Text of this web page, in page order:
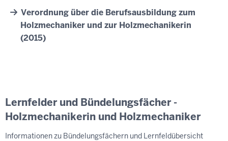
Verordnung über die Berufsausbildung zum
Holzmechaniker und zur Holzmechanikerin
(2015)
Lernfelder und Bündelungsfächer -
Holzmechanikerin und Holzmechaniker
Informationen zu Bündelungsfächern und Lernfeldübersicht